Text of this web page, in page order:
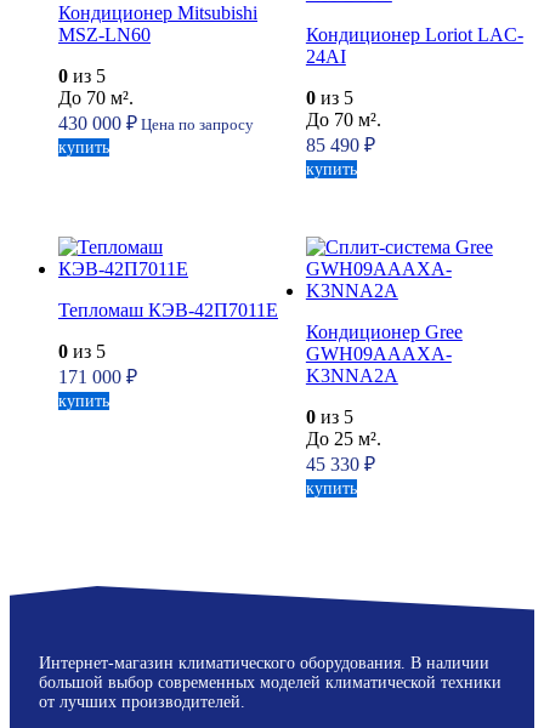
Кондиционер Mitsubishi
MSZ-LN60
0 из 5
До 70 м².
430 000 ₽ Цена по запросу
купить
Кондиционер Loriot LAC-
24AI
0из 5
До 70 м².
85 490 ₽
купить
Тепломаш КЭВ-42П7011Е
0 из 5
171 000 ₽
купить
Кондиционер Gree
GWH09AAAXA-
K3NNA2A
0из 5
До 25 м².
45 330 ₽
купить
Интернет-магазин климатического оборудования. В наличии
большой выбор современных моделей климатической техники
от лучших производителей.